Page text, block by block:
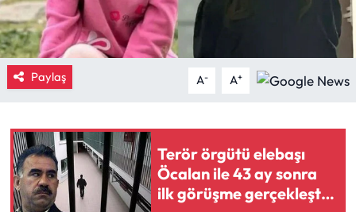
Paylaş A- A+
Terör örgütü elebaşı
Öcalan ile 43 ay sonra
ilk görüşme gerçekleşti:
Kimdir?
Kültür Sanat
Laçin Haberleri
Magazin
Mecitözü Haberleri